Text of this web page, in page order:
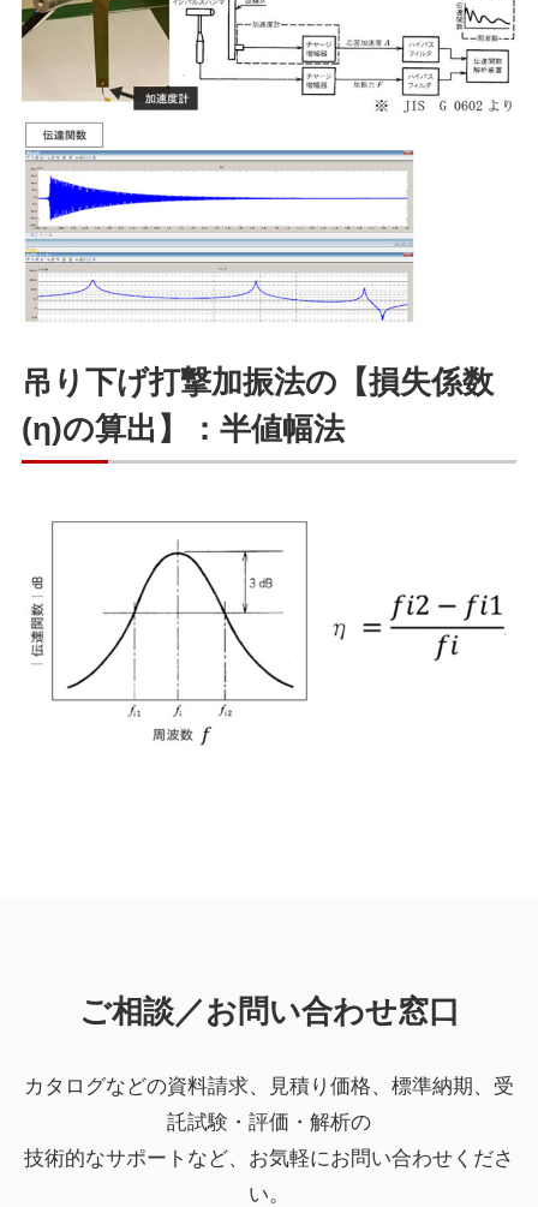
吊り下げ打撃加振法の【損失係数
(η)の算出】：半値幅法
ご相談／お問い合わせ窓口
カタログなどの資料請求、見積り価格、標準納期、受
託試験・評価・解析の
技術的なサポートなど、お気軽にお問い合わせくださ
い。